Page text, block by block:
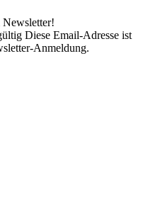
Diese Email-Adresse ist
Anmeldung.